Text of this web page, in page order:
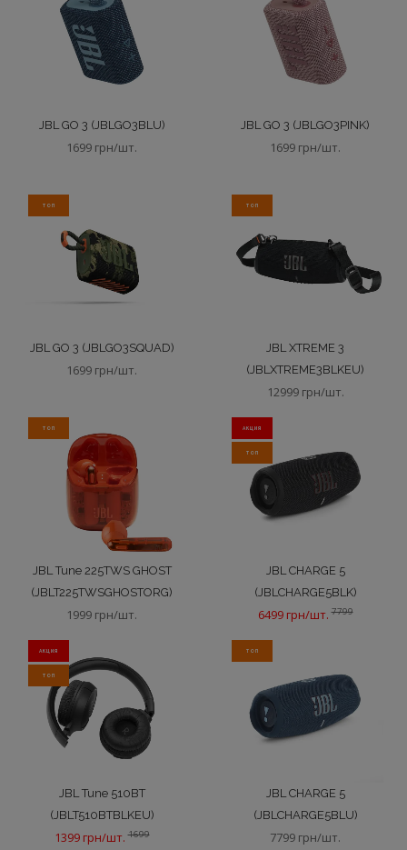
JBL GO 3 (JBLGO3BLU)
1699 грн/шт.
JBL GO 3 (JBLGO3PINK)
1699 грн/шт.
ТОП
JBL GO 3 (JBLGO3SQUAD)
1699 грн/шт.
ТОП
JBL XTREME 3
(JBLXTREME3BLKEU)
12999 грн/шт.
ТОП
JBL Tune 225TWS GHOST
(JBLT225TWSGHOSTORG)
1999 грн/шт.
АКЦИЯ
ТОП
JBL CHARGE 5
(JBLCHARGE5BLK)
6499 грн/шт.7799
АКЦИЯ
ТОП
JBL Tune 510BT
(JBLT510BTBLKEU)
1399 грн/шт.1699
ТОП
JBL CHARGE 5
(JBLCHARGE5BLU)
7799 грн/шт.